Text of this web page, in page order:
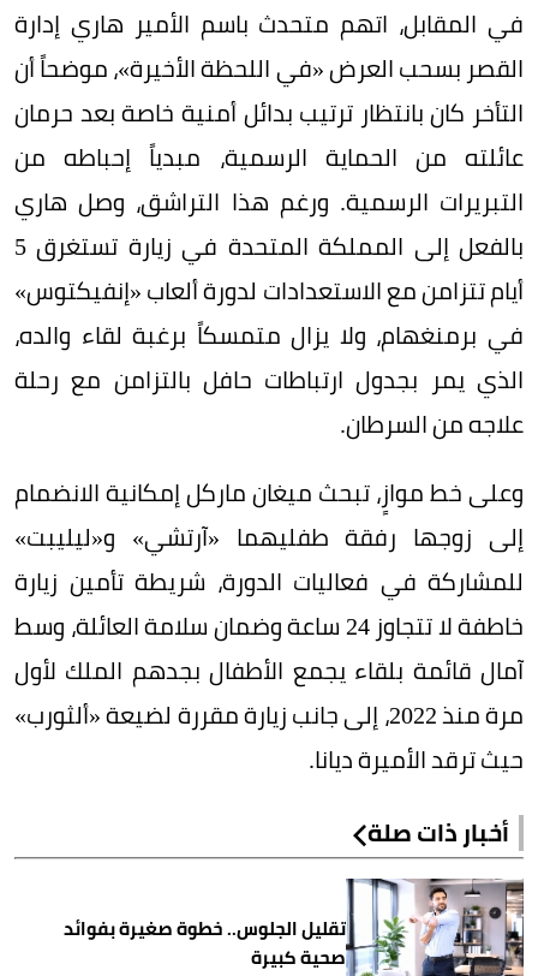
في المقابل، اتهم متحدث باسم الأمير هاري إدارة
القصر بسحب العرض «في اللحظة الأخيرة»، موضحاً أن
التأخر كان بانتظار ترتيب بدائل أمنية خاصة بعد حرمان
عائلته من الحماية الرسمية، مبدياً إحباطه من
التبريرات الرسمية. ورغم هذا التراشق، وصل هاري
بالفعل إلى المملكة المتحدة في زيارة تستغرق 5
أيام تتزامن مع الاستعدادات لدورة ألعاب «إنفيكتوس»
في برمنغهام، ولا يزال متمسكاً برغبة لقاء والده،
الذي يمر بجدول ارتباطات حافل بالتزامن مع رحلة
علاجه من السرطان.
وعلى خط موازٍ، تبحث ميغان ماركل إمكانية الانضمام
إلى زوجها رفقة طفليهما «آرتشي» و«ليليبت»
للمشاركة في فعاليات الدورة، شريطة تأمين زيارة
خاطفة لا تتجاوز 24 ساعة وضمان سلامة العائلة، وسط
آمال قائمة بلقاء يجمع الأطفال بجدهم الملك لأول
مرة منذ 2022، إلى جانب زيارة مقررة لضيعة «ألثورب»
حيث ترقد الأميرة ديانا.
أخبار ذات صلة
تقليل الجلوس.. خطوة صغيرة بفوائد
صحية كبيرة